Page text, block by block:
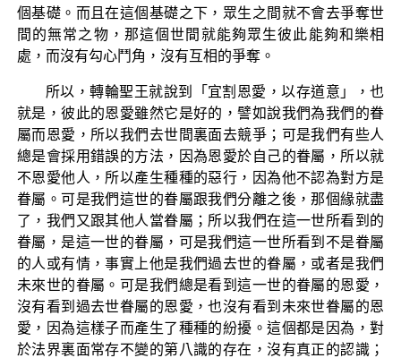
個基礎。而且在這個基礎之下，眾生之間就不會去爭奪世
間的無常之物，那這個世間就能夠眾生彼此能夠和樂相
處，而沒有勾心鬥角，沒有互相的爭奪。
所以，轉輪聖王就說到「宜割恩愛，以存道意」，也
就是，彼此的恩愛雖然它是好的，譬如說我們為我們的眷
屬而恩愛，所以我們去世間裏面去競爭；可是我們有些人
總是會採用錯誤的方法，因為恩愛於自己的眷屬，所以就
不恩愛他人，所以產生種種的惡行，因為他不認為對方是
眷屬。可是我們這世的眷屬跟我們分離之後，那個緣就盡
了，我們又跟其他人當眷屬；所以我們在這一世所看到的
眷屬，是這一世的眷屬，可是我們這一世所看到不是眷屬
的人或有情，事實上他是我們過去世的眷屬，或者是我們
未來世的眷屬。可是我們總是看到這一世的眷屬的恩愛，
沒有看到過去世眷屬的恩愛，也沒有看到未來世眷屬的恩
愛，因為這樣子而產生了種種的紛擾。這個都是因為，對
於法界裏面常存不變的第八識的存在，沒有真正的認識；